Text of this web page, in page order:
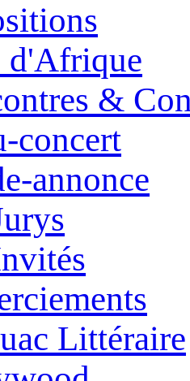
d'Afrique
&
concert
annonce
Littéraire